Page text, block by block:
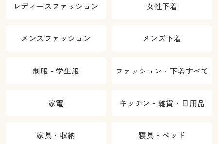
レディースファッション 女性下着
メンズファッション メンズ下着
制服・学生服 ファッション・下着すべて
家電 キッチン・雑貨・日用品
家具・収納 寝具・ベッド